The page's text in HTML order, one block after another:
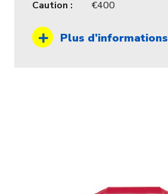
Caution : 400
Plus d’informations